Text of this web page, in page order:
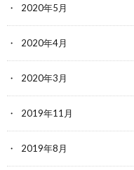
2020年5月
2020年4月
2020年3月
2019年11月
2019年8月